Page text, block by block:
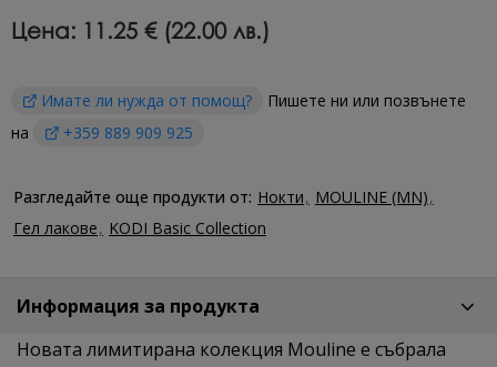
Цена: 11.25 € (22.00 лв.)
Имате ли нужда от помощ?
Пишете ни или позвънете
на
+359 889 909 925
Разгледайте още продукти от: Нокти
MOULINE (MN)
Гел лакове
KODI Basic Collection
Информация за продукта
Новата лимитирана колекция Mouline е събрала